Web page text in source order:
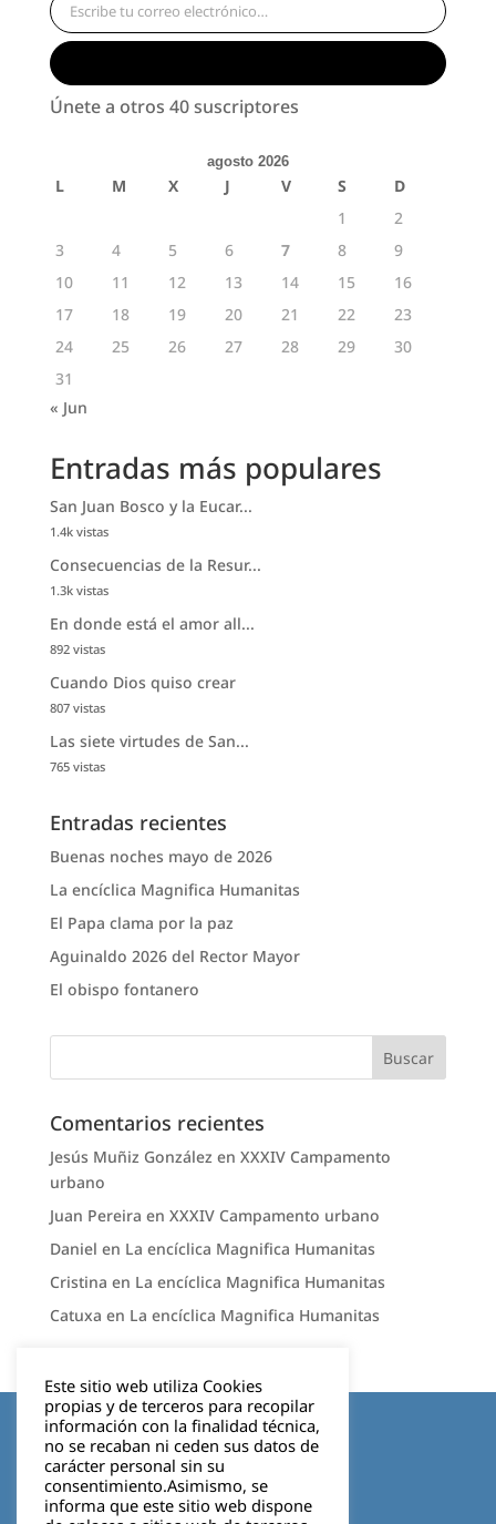
Únete a otros 40 suscriptores
agosto 2026
L M X J V S
D
1
2
3
4 5 6 7 8
9
10
11 12 13 14 15
16
17
18 19 20 21 22
23
24
25 26 27 28 29
30
31
« Jun
Entradas más populares
San Juan Bosco y la Eucar...
1.4k vistas
Consecuencias de la Resur...
1.3k vistas
En donde está el amor all...
892 vistas
Cuando Dios quiso crear
807 vistas
Las siete virtudes de San...
765 vistas
Entradas recientes
Buenas noches mayo de 2026
La encíclica Magnifica Humanitas
El Papa clama por la paz
Aguinaldo 2026 del Rector Mayor
El obispo fontanero
Comentarios recientes
Jesús Muñiz González en XXXIV Campamento
urbano
Juan Pereira en XXXIV Campamento urbano
Daniel en La encíclica Magnifica Humanitas
Cristina en La encíclica Magnifica Humanitas
Catuxa en La encíclica Magnifica Humanitas
Aviso legal
Política de privacidad
Cookies
Este sitio web utiliza Cookies
propias y de terceros para recopilar
información con la finalidad técnica,
no se recaban ni ceden sus datos de
carácter personal sin su
consentimiento.Asimismo, se
informa que este sitio web dispone